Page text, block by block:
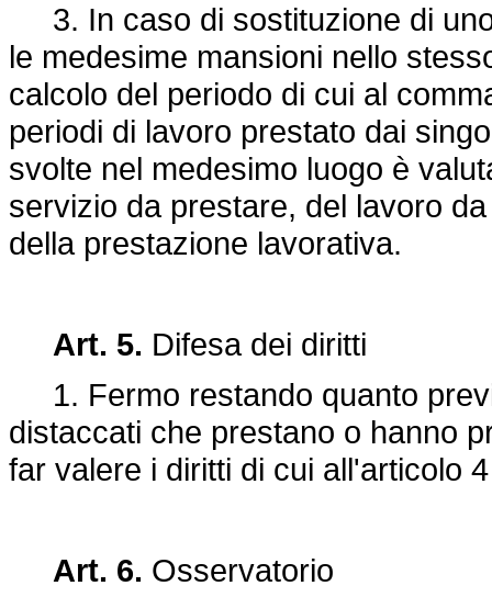
3. In caso di sostituzione di
le medesime mansioni nello
calcolo del periodo di cui al
periodi di lavoro prestato dai
svolte nel medesimo luogo è
servizio da prestare, del lavoro
della prestazione lavorativa.
Art. 5. Difesa dei diritti
1. Fermo restando quanto
distaccati che prestano o hanno
far valere i diritti di cui all'articolo
Art. 6. Osservatorio